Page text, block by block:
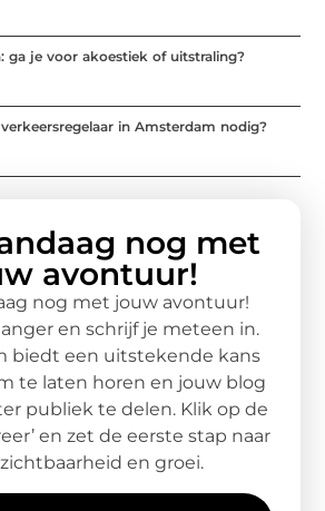
ga je voor akoestiek of uitstraling?
in Amsterdam nodig?
nog met
avontuur!
nog met jouw avontuur!
en schrijf je meteen in.
biedt een uitstekende kans
te laten horen en jouw blog
publiek te delen. Klik op de
en zet de eerste stap naar
en groei.